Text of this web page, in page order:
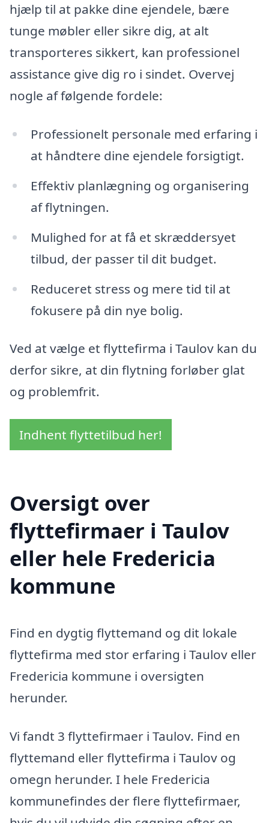
hjælp til at pakke dine ejendele, bære
tunge møbler eller sikre dig, at alt
transporteres sikkert, kan professionel
assistance give dig ro i sindet. Overvej
nogle af følgende fordele:
Professionelt personale med erfaring i
at håndtere dine ejendele forsigtigt.
Effektiv planlægning og organisering
af flytningen.
Mulighed for at få et skræddersyet
tilbud, der passer til dit budget.
Reduceret stress og mere tid til at
fokusere på din nye bolig.
Ved at vælge et flyttefirma i Taulov kan du
derfor sikre, at din flytning forløber glat
og problemfrit.
Indhent flyttetilbud her!
Oversigt over
flyttefirmaer i Taulov
eller hele Fredericia
kommune
Find en dygtig flyttemand og dit lokale
flyttefirma med stor erfaring i Taulov eller
Fredericia kommune i oversigten
herunder.
Vi fandt 3 flyttefirmaer i Taulov. Find en
flyttemand eller flyttefirma i Taulov og
omegn herunder. I hele Fredericia
kommunefindes der flere flyttefirmaer,